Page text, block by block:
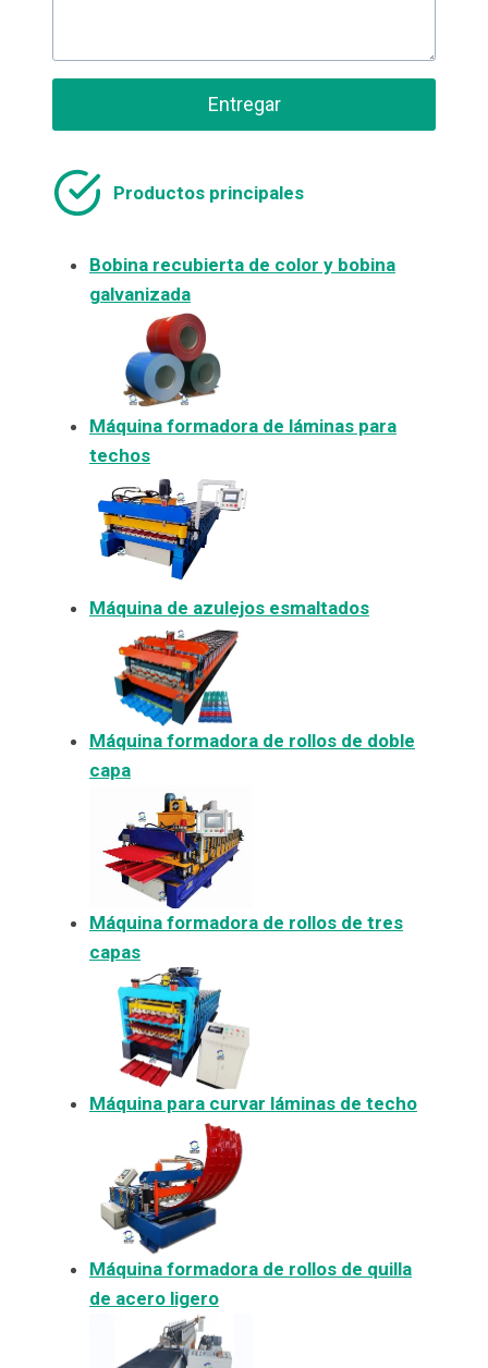
Entregar
Productos principales
Bobina recubierta de color y bobina
galvanizada
Máquina formadora de láminas para
techos
Máquina de azulejos esmaltados
Máquina formadora de rollos de doble
capa
Máquina formadora de rollos de tres
capas
Máquina para curvar láminas de techo
Máquina formadora de rollos de quilla
de acero ligero